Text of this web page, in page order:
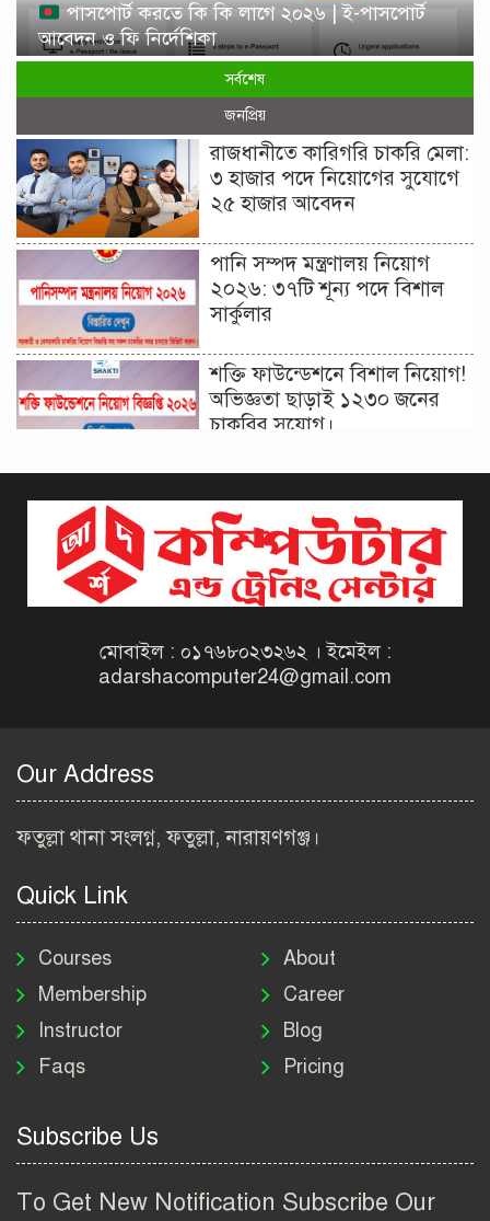
পাসপোর্ট করতে কি কি লাগে ২০২৬ | ই-পাসপোর্ট
আবেদন ও ফি নির্দেশিকা
সর্বশেষ
জনপ্রিয়
রাজধানীতে কারিগরি চাকরি মেলা:
৩ হাজার পদে নিয়োগের সুযোগে
২৫ হাজার আবেদন
পানি সম্পদ মন্ত্রণালয় নিয়োগ
২০২৬: ৩৭টি শূন্য পদে বিশাল
সার্কুলার
শক্তি ফাউন্ডেশনে বিশাল নিয়োগ!
অভিজ্ঞতা ছাড়াই ১২৩০ জনের
চাকরির সুযোগ।
বিজ্ঞপ্তি ২০২৬ | Taxes Zone
Dinajpur Job Circular 2026
বেসরকারি সংস্থা সেতু (SETU)
Job Circular 2026
২০২৬ | BIWTA Job Circular
মাদকদ্রব্য নিয়ন্ত্রণ অধিদপ্তর
নিয়োগ বিজ্ঞপ্তি ২০২৬ | DNC
Job Circular 2026
পাসপোর্ট করতে কি কি লাগে
২০২৬ | ই-পাসপোর্ট আবেদন ও
Group Job Circular 2026
মোবাইল : ০১৭৬৮০২৩২৬২ । ইমেইল :
adarshacomputer24@gmail.com
Our Address
ফতুল্লা থানা সংলগ্ন, ফতুল্লা, নারায়ণগঞ্জ।
Quick Link
Courses
Membership
Instructor
Faqs
About
Career
Blog
Pricing
Subscribe Us
To Get New Notification Subscribe Our